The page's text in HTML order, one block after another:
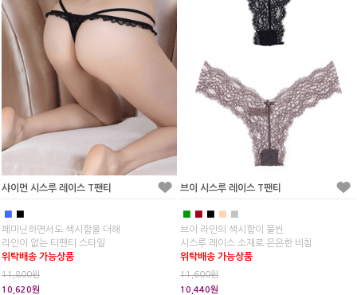
샤이먼 시스루 레이스 T팬티
■ ■
페미닌하면서도 섹시함을 더해
라인이 없는 티팬티 스타일
위탁배송 가능상품
11,800원
10,620원
브이 시스루 레이스 T팬티
■ ■ ■ ■ ■
브이 라인의 섹시함이 물씬
시스루 레이스 소재로 은은한 비침
위탁배송 가능상품
11,600원
10,440원